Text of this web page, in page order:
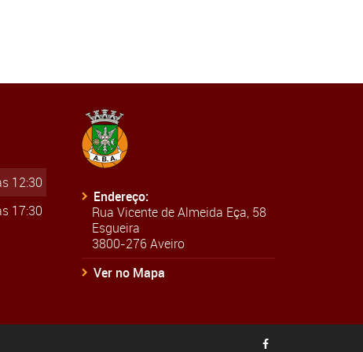
12:30
17:30
Endereço:
Rua Vicente de Almeida Eça, 58
Esgueira
3800-276 Aveiro
Ver no Mapa
